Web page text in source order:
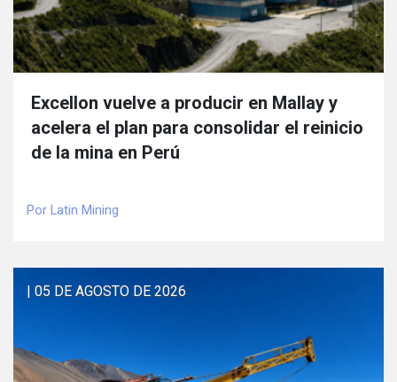
Excellon vuelve a producir en Mallay y
acelera el plan para consolidar el reinicio
de la mina en Perú
Por Latin Mining
| 05 DE AGOSTO DE 2026